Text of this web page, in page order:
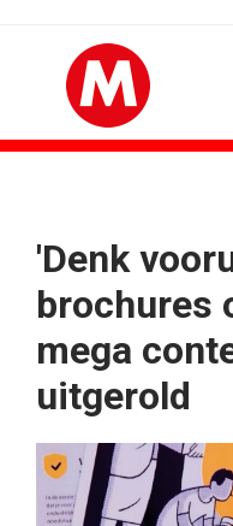
'Denk
brochures
mega
uitgerold